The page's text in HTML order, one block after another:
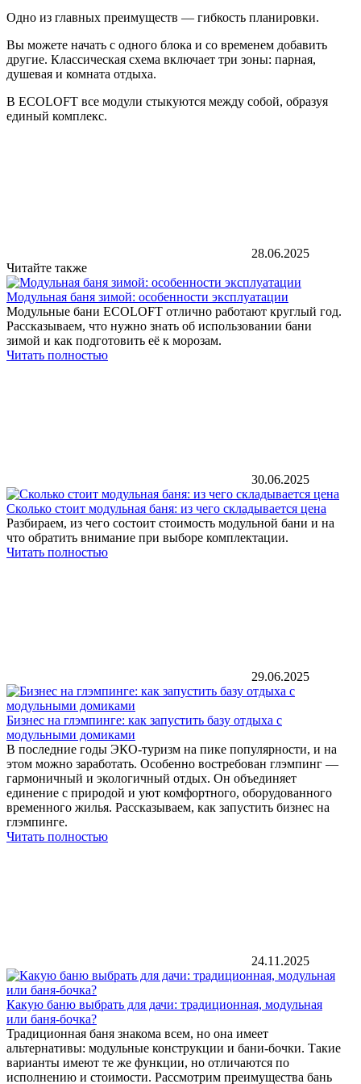
Одно из главных преимуществ — гибкость планировки.
Вы можете начать с одного блока и со временем добавить
другие. Классическая схема включает три зоны: парная,
душевая и комната отдыха.
В ECOLOFT все модули стыкуются между собой, образуя
единый комплекс.
28.06.2025
Читайте также
Модульная баня зимой: особенности эксплуатации
Модульные бани ECOLOFT отлично работают круглый год.
Рассказываем, что нужно знать об использовании бани
зимой и как подготовить её к морозам.
Читать полностью
30.06.2025
Сколько стоит модульная баня: из чего складывается цена
Разбираем, из чего состоит стоимость модульной бани и на
что обратить внимание при выборе комплектации.
Читать полностью
29.06.2025
Бизнес на глэмпинге: как запустить базу отдыха с
модульными домиками
В последние годы ЭКО-туризм на пике популярности, и на
этом можно заработать. Особенно востребован глэмпинг —
гармоничный и экологичный отдых. Он объединяет
единение с природой и уют комфортного, оборудованного
временного жилья. Рассказываем, как запустить бизнес на
глэмпинге.
Читать полностью
24.11.2025
Какую баню выбрать для дачи: традиционная, модульная
или баня-бочка?
Традиционная баня знакома всем, но она имеет
альтернативы: модульные конструкции и бани-бочки. Такие
варианты имеют те же функции, но отличаются по
исполнению и стоимости. Рассмотрим преимущества бань